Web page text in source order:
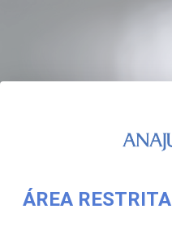
ÁREA RESTRITA